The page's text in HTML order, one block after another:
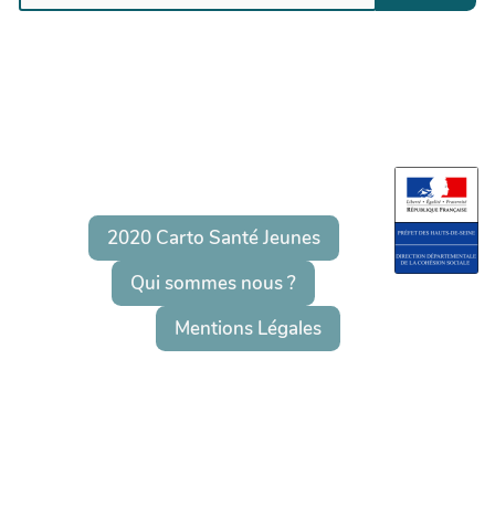
2020 Carto Santé Jeunes
Qui sommes nous ?
Mentions Légales